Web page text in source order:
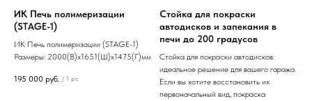
ИК Печь полимеризации
(STAGE-1)
ИК Печь полимеризации (STAGE-1)
Размеры: 2000(В)х1651(Ш)х1475(Г)мм
195 000 руб. / 1 pc
Стойка для покраски
автодисков и запекания в
печи до 200 градусов
Стойка для покраски автодисков:
идеальное решение для вашего гаража.
Если вы хотите восстановить их
первоначальный вид, покраска